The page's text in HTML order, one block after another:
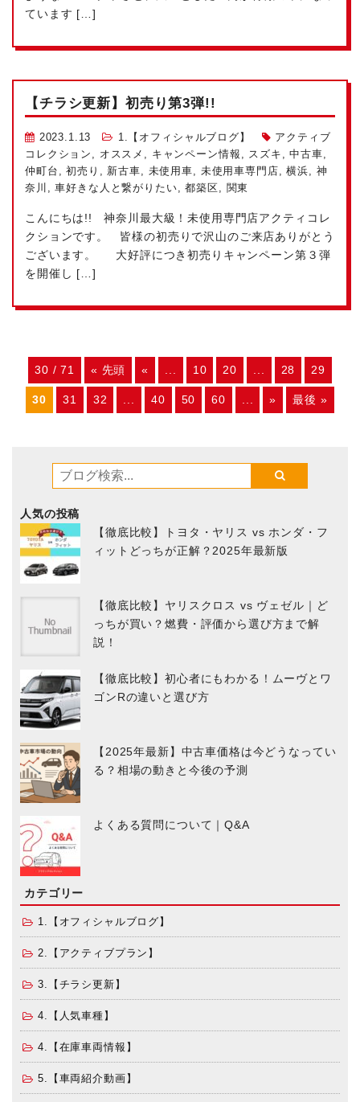
ています […]
【チラシ更新】初売り第3弾!!
2023.1.13 1.【オフィシャルブログ】
アクティブ
コレクション
オススメ キャンペーン情報 スズキ ,中古車
仲町台
,初売り 新古車 未使用車 未使用車専門店 ,横浜
神
奈川
,車好きな人と繋がりたい ,都築区 関東
こんにちは!! 神奈川最大級！未使用専門店アクティコレ
クションです。 皆様の初売りで沢山のご来店ありがとう
ございます。 大好評につき初売りキャンペーン第３弾
を開催し […]
30 / 71 « 先頭 « 10 20 28 29
30 31 32 40 50 60 » 最後 »
人気の投稿
【徹底比較】トヨタ・ヤリス vs ホンダ・フ
ィットどっちが正解？2025年最新版
【徹底比較】ヤリスクロス vs ヴェゼル｜ど
っちが買い？燃費・評価から選び方まで解
説！
【徹底比較】初心者にもわかる！ムーヴとワ
ゴンRの違いと選び方
【2025年最新】中古車価格は今どうなってい
る？相場の動きと今後の予測
よくある質問について｜Q&A
カテゴリー
1.【オフィシャルブログ】
2.【アクティブプラン】
3.【チラシ更新】
4.【人気車種】
4.【在庫車両情報】
5.【車両紹介動画】